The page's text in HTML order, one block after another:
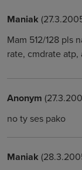
Maniak
Mam 512/128 pls
rate, cmdrate
Anonym
no ty ses pako
Maniak